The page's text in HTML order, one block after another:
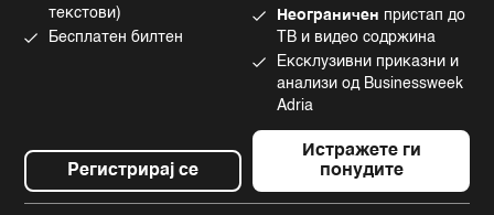
текстови)
Бесплатен билтен
Регистрирај се
Неограничен пристап до
ТВ и видео содржина
Ексклузивни приказни и
анализи од Businessweek
Adria
Истражете ги
понудите
©2022 - 2026 Bloomberg L.P. All Rights Reserved. BLOOMBERG and the
BLOOMBERG logo are registered trademarks and service marks of
Bloomberg Finance L.P. or its subsidiaries, displayed with permission
Bloomberg Adria is a Mtel Swiss SA Property
News CMS by Cubes